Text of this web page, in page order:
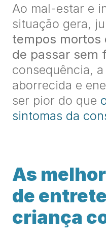
Ao mal-estar e
situação gera,
tempos mortos
de passar sem
consequência,
aborrecida e
ser pior do que
sintomas da
As
de
criança